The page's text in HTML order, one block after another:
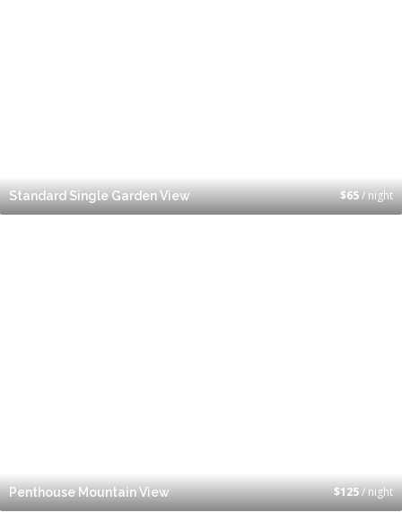
Standard Single Garden View $65/ night
Penthouse Mountain View $125/ night